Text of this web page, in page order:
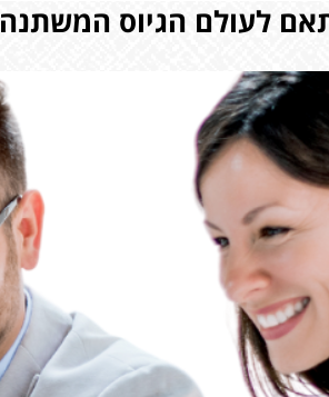
לעולם הגיוס המשתנה